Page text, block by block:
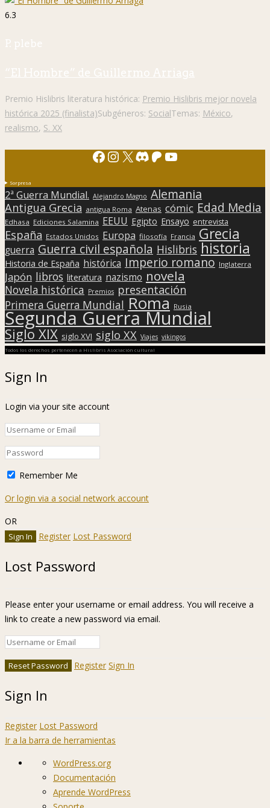
6.3
P. plebe
“El Hombre” de Guillermo Arriaga
Premio Hislibris literatura histórica: Premio Hislibris mejor novela
histórica 2025 (finalista)Subgéneros: SocialTemas: México,
realismo, S. XX
Facebook
Instagram
X Discord
Patreon
YouTube
Sorpresa
2ª Guerra Mundial. Alejandro Magno Alemania
Antigua Grecia antigua Roma Atenas cómic Edad Media
Edhasa Ediciones Salamina EEUU Egipto Ensayo entrevista
España Estados Unidos Europa filosofía Francia Grecia
guerra Guerra civil española Hislibris historia
Historia de España histórica Imperio romano Inglaterra
Japón libros literatura nazismo novela
Novela histórica Premios presentación
Primera Guerra Mundial Roma Rusia
Segunda Guerra Mundial
Siglo XIX siglo XVI siglo XX Viajes vikingos
Todos los derechos pertenecen a Hislibris Asociación cultural
Sign In
Login via your site account
Remember Me
Or login via a social network account
OR
Register Lost Password
Lost Password
Please enter your username or email address. You will receive a
link to create a new password via email.
Register Sign In
Sign In
Register Lost Password
Ir a la barra de herramientas
Acerca
WordPress
WordPress.org
Documentación
Aprende WordPress